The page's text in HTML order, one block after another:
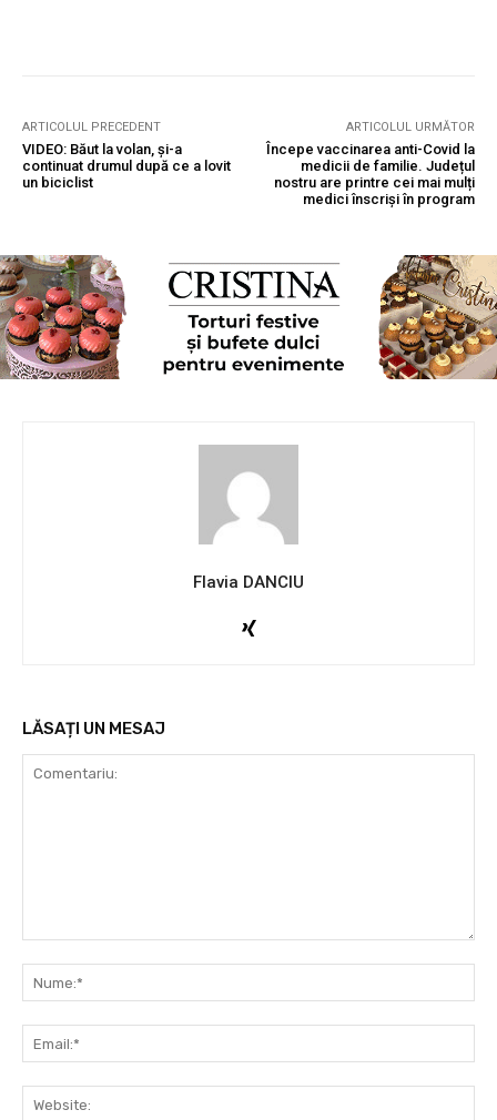
ARTICOLUL PRECEDENT
VIDEO: Băut la volan, și-a
continuat drumul după ce a lovit
un biciclist
ARTICOLUL URMĂTOR
Începe vaccinarea anti-Covid la
medicii de familie. Județul
nostru are printre cei mai mulți
medici înscriși în program
Flavia DANCIU
LĂSAȚI UN MESAJ